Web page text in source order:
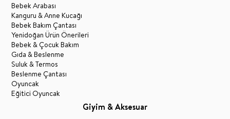
Bebek Arabası
Kanguru & Anne Kucağı
Bebek Bakım Çantası
Yenidoğan Ürün Önerileri
Bebek & Çocuk Bakım
Gıda & Beslenme
Suluk & Termos
Beslenme Çantası
Oyuncak
Eğitici Oyuncak
Giyim & Aksesuar